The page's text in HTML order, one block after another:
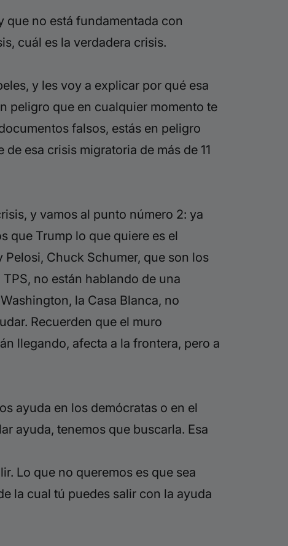
que no está fundamentada con
cuál es la verdadera crisis.
y les voy a explicar por qué esa
peligro que en cualquier momento te
falsos, estás en peligro
esa crisis migratoria de más de 11
y vamos al punto número 2: ya
que Trump lo que quiere es el
Chuck Schumer, que son los
no están hablando de una
la Casa Blanca, no
Recuerden que el muro
llegando, afecta a la frontera, pero a
ayuda en los demócratas o en el
ayuda, tenemos que buscarla. Esa
Lo que no queremos es que sea
la cual tú puedes salir con la ayuda